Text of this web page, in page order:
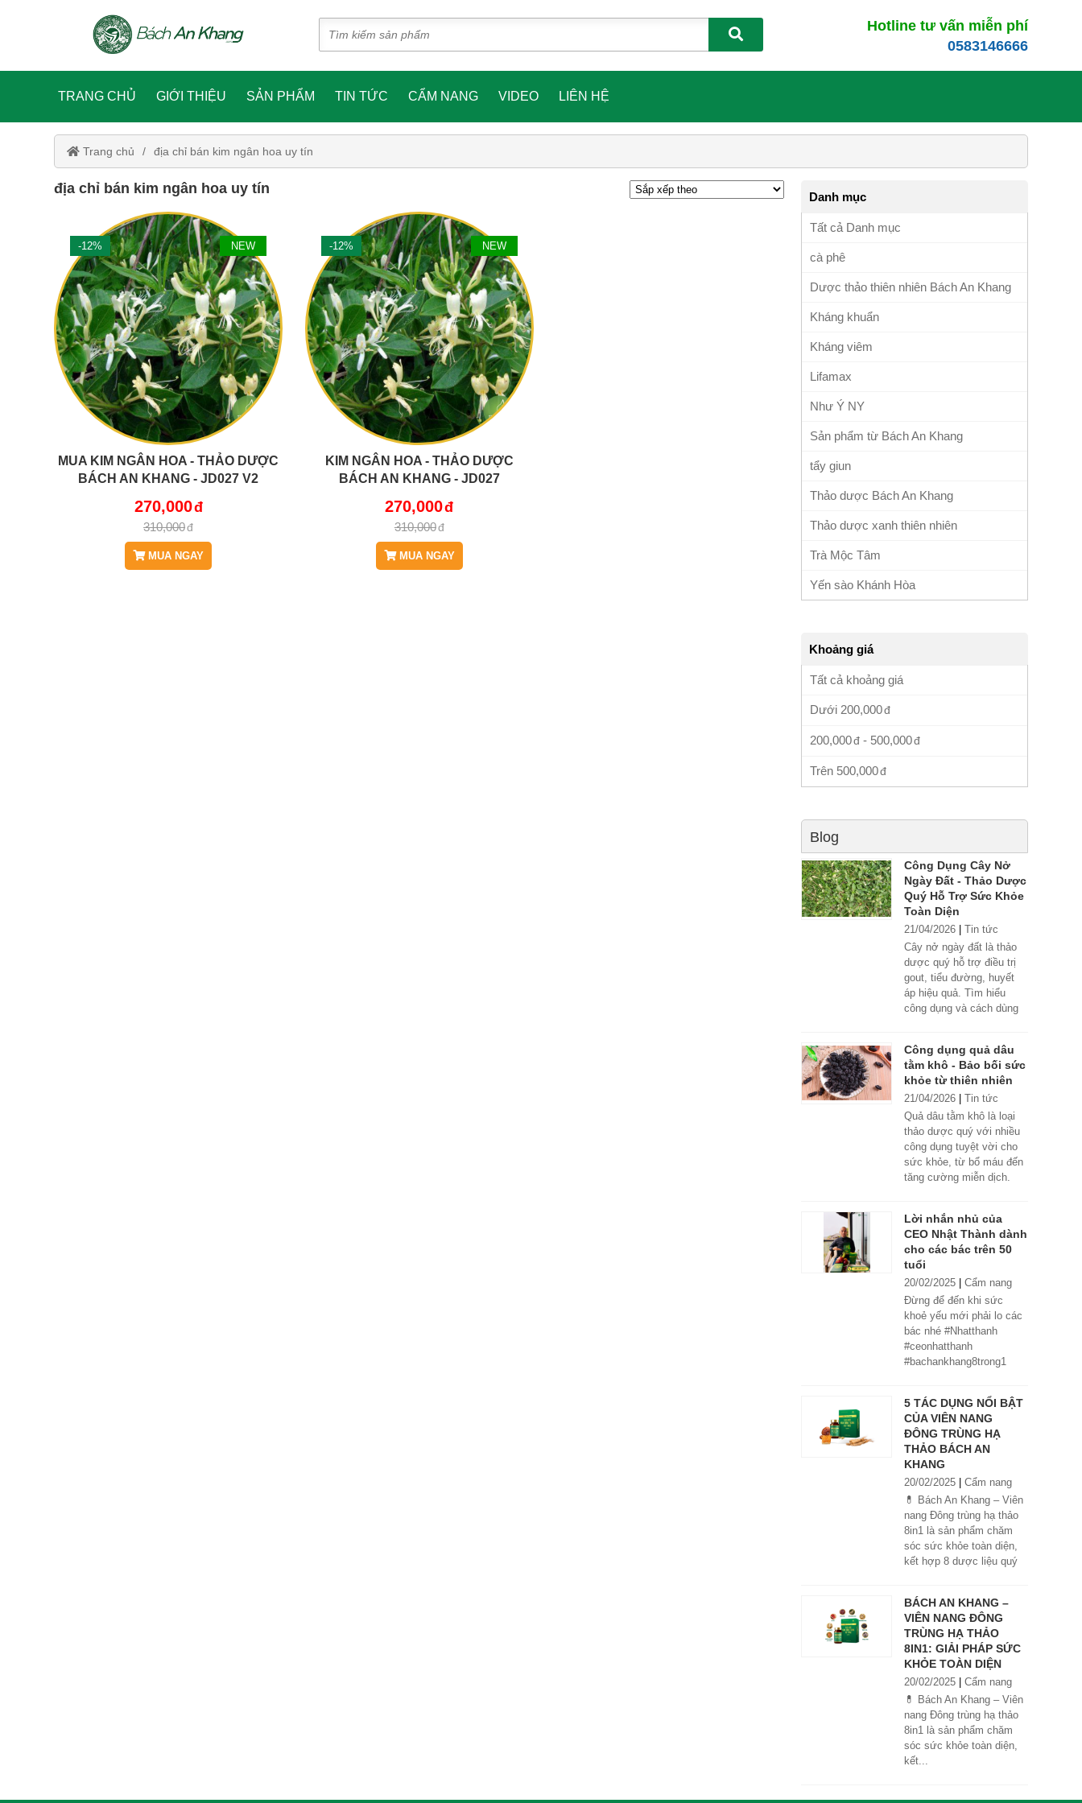
Hotline tư vấn miễn phí
0583146666
TRANG CHỦ GIỚI THIỆU SẢN PHẨM TIN TỨC CẨM NANG VIDEO LIÊN HỆ
Trang chủ địa chỉ bán kim ngân hoa uy tín
địa chỉ bán kim ngân hoa uy tín
-12% NEW
MUA KIM NGÂN HOA - THẢO DƯỢC
BÁCH AN KHANG - JD027 V2
270,000
310,000
MUA NGAY
-12% NEW
KIM NGÂN HOA - THẢO DƯỢC
BÁCH AN KHANG - JD027
270,000
310,000
MUA NGAY
Danh mục
Tất cả Danh mục
cà phê
Dược thảo thiên nhiên Bách An Khang
Kháng khuẩn
Kháng viêm
Lifamax
Như Ý NY
Sản phẩm từ Bách An Khang
tẩy giun
Thảo dược Bách An Khang
Thảo dược xanh thiên nhiên
Trà Mộc Tâm
Yến sào Khánh Hòa
Khoảng giá
Tất cả khoảng giá
Dưới 200,000
200,000 - 500,000
Trên 500,000
Blog
Công Dụng Cây Nở
Ngày Đất - Thảo Dược
Quý Hỗ Trợ Sức Khỏe
Toàn Diện
21/04/2026
Tin tức
Cây nở ngày đất là thảo
dược quý hỗ trợ điều trị
gout, tiểu đường, huyết
áp hiệu quả. Tìm hiểu
công dụng và cách dùng
Công dụng quả dâu
tằm khô - Bảo bối sức
khỏe từ thiên nhiên
21/04/2026
Tin tức
Quả dâu tằm khô là loại
thảo dược quý với nhiều
công dụng tuyệt vời cho
sức khỏe, từ bổ máu đến
tăng cường miễn dịch.
Lời nhắn nhủ của
CEO Nhật Thành dành
cho các bác trên 50
tuổi
20/02/2025
Cẩm nang
Đừng để đến khi sức
khoẻ yếu mới phải lo các
bác nhé #Nhatthanh
#ceonhatthanh
#bachankhang8trong1
#khoetubentrong
#nhatthanhbak
5 TÁC DỤNG NỔI BẬT
CỦA VIÊN NANG
ĐÔNG TRÙNG HẠ
THẢO BÁCH AN
KHANG
20/02/2025
Cẩm nang
💊 Bách An Khang – Viên
nang Đông trùng hạ thảo
8in1 là sản phẩm chăm
sóc sức khỏe toàn diện,
kết hợp 8 dược liệu quý
ngủ ngon, giảm mệt mỏi.
Sản phẩm được sản xuất
tại nhà máy đạt chuẩn
GMP, sử dụng công nghệ
cao khô đậm đặc gấp 10
lần, giúp hấp thu nhanh và
hiệu quả hơn.
BÁCH AN KHANG –
VIÊN NANG ĐÔNG
TRÙNG HẠ THẢO
8IN1: GIẢI PHÁP SỨC
KHỎE TOÀN DIỆN
20/02/2025
Cẩm nang
💊 Bách An Khang – Viên
nang Đông trùng hạ thảo
8in1 là sản phẩm chăm
sóc sức khỏe toàn diện,
kết...